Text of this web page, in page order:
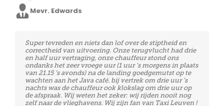
het zelf een beetje genant omdat hij extra moest
wachten. We hebben al meermaals geboekt met Taxi
Mevr. Viot
Mevr. Edwards
Vriendelijke chauffeurs, perfecte timing en quasi prijs
een stuk goedkoper dan sommige andere firma’s. Ik
kan de firma ten zeerste aanbevelen aan mensen die
een beroep moeten doen op luchthavenvervoer. we
zullen zeker terug een beroep doen op jullie diensten,
in de toekomst. Nogmaals bedankt voor de goeie
service.
Super tevreden en niets dan lof over de stiptheid en
correctheid van uitvoering. Onze terugvlucht had drie
en half uur vertraging, onze chauffeur stond ons
ondanks het zeer vroege uur (1 uur ’s morgens in plaats
van 21.15 ’s avonds) na de landing goedgemutst op te
wachten aan het Java café. bij vertrek om drie uur ’s
nachts was de chauffeur ook klokslag om drie uur op
de afspraak. Wij weten het zeker: wij rijden nooit nog
zelf naar de vlieghavens. Wij zijn fan van Taxi Leuven !